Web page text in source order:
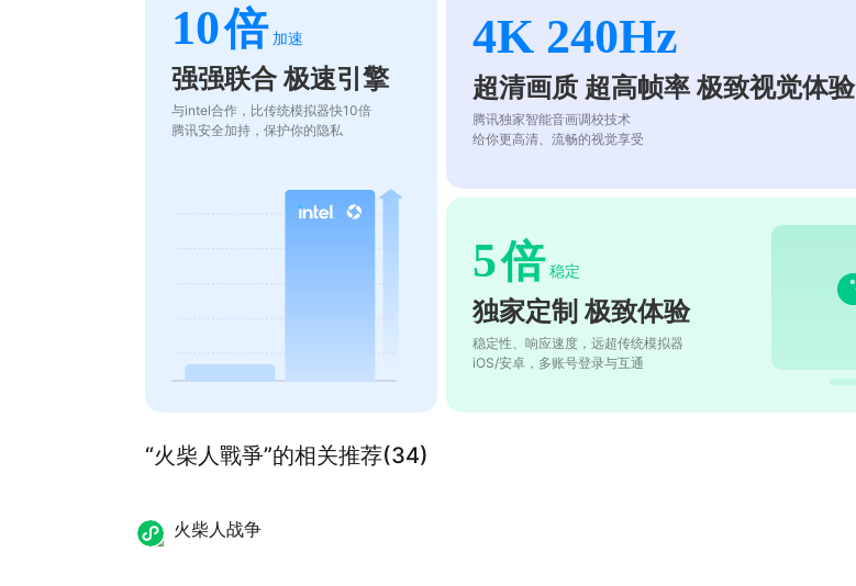
10倍 加速
强强联合 极速引擎
与intel合作，比传统模拟器快10倍
腾讯安全加持，保护你的隐私
4K 240Hz
超清画质 超高帧率 极致视觉体验
腾讯独家智能音画调校技术
给你更高清、流畅的视觉享受
5倍 稳定
独家定制 极致体验
稳定性、响应速度，远超传统模拟器
iOS/安卓，多账号登录与互通
“火柴人戰爭”的相关推荐(34)
火柴人战争